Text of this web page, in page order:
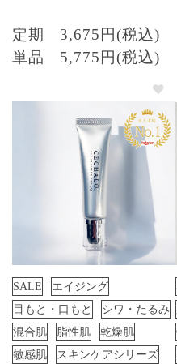
定期
3,675円(税込)
単品
5,775円(税込)
SALE
エイジング
目もと・口もと
シワ・たるみ
混合肌
脂性肌
乾燥肌
敏感肌
スキンケアシリーズ